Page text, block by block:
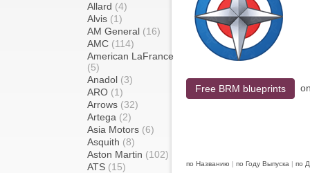
Allard (4)
Alvis (1)
AM General (16)
AMC (114)
American LaFrance
(5)
Anadol (3)
ARO (1)
Arrows (32)
Artega (2)
Asia Motors (6)
Asquith (8)
Aston Martin (102)
ATS (15)
Free BRM blueprints
по Названию | по Году Выпуска | по